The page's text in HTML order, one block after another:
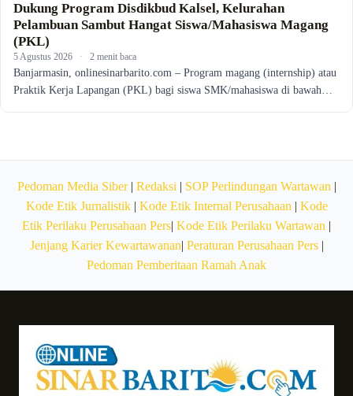
Dukung Program Disdikbud Kalsel, Kelurahan
Pelambuan Sambut Hangat Siswa/Mahasiswa Magang
(PKL)
5 Agustus 2026 · 2 menit baca
Banjarmasin, onlinesinarbarito.com – Program magang (internship) atau
Praktik Kerja Lapangan (PKL) bagi siswa SMK/mahasiswa di bawah…
Pedoman Media Siber| Redaksi | SOP Perlindungan Wartawan |
Kode Etik Jurnalistik| Kode Etik Internal Perusahaan | Kode
Etik Perilaku Perusahaan Pers| Kode Etik Perilaku Wartawan |
Jenjang Karier Kewartawanan| Peraturan Perusahaan Pers|
Pedoman Pemberitaan Ramah Anak